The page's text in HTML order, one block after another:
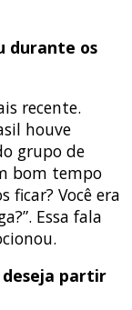
durante os
recente.
houve
grupo de
bom tempo
ficar? Você era
Essa fala
deseja partir